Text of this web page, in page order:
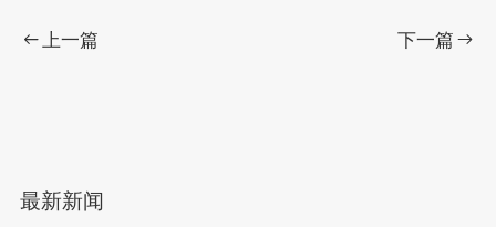
上一篇 下一篇
最新新闻